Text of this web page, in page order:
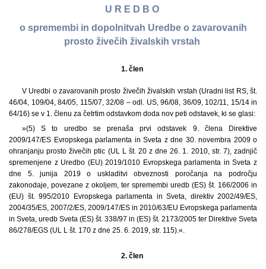
U R E D B O
o spremembi in dopolnitvah Uredbe o zavarovanih
prosto živečih živalskih vrstah
1. člen
V Uredbi o zavarovanih prosto živečih živalskih vrstah (Uradni list RS, št.
46/04, 109/04, 84/05, 115/07, 32/08 – odl. US, 96/08, 36/09, 102/11, 15/14 in
64/16) se v 1. členu za četrtim odstavkom doda nov peti odstavek, ki se glasi:
»(5) S to uredbo se prenaša prvi odstavek 9. člena Direktive
2009/147/ES Evropskega parlamenta in Sveta z dne 30. novembra 2009 o
ohranjanju prosto živečih ptic (UL L št. 20 z dne 26. 1. 2010, str. 7), zadnjič
spremenjene z Uredbo (EU) 2019/1010 Evropskega parlamenta in Sveta z
dne 5. junija 2019 o uskladitvi obveznosti poročanja na področju
zakonodaje, povezane z okoljem, ter spremembi uredb (ES) št. 166/2006 in
(EU) št. 995/2010 Evropskega parlamenta in Sveta, direktiv 2002/49/ES,
2004/35/ES, 2007/2/ES, 2009/147/ES in 2010/63/EU Evropskega parlamenta
in Sveta, uredb Sveta (ES) št. 338/97 in (ES) št. 2173/2005 ter Direktive Sveta
86/278/EGS (UL L št. 170 z dne 25. 6. 2019, str. 115).«.
2. člen